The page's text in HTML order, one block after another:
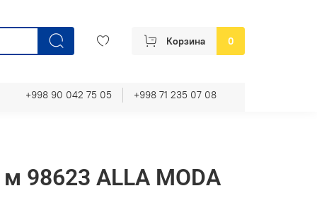
Корзина 0
+998 90 042 75 05 +998 71 235 07 08
98623 ALLA MODA